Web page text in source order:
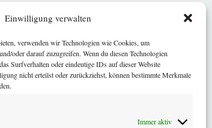
Einwilligung verwalten
verwenden wir Technologien wie Cookies, um
oder darauf zuzugreifen. Wenn du diesen Technologien
Surfverhalten oder eindeutige IDs auf dieser Website
nicht erteilst oder zurückziehst, können bestimmte Merkmale
Immer aktiv